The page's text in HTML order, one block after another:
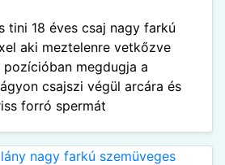
tini 18 éves csaj nagy farkú
aki meztelenre vetkőzve
megdugja a
csajszi végül arcára és
forró spermát